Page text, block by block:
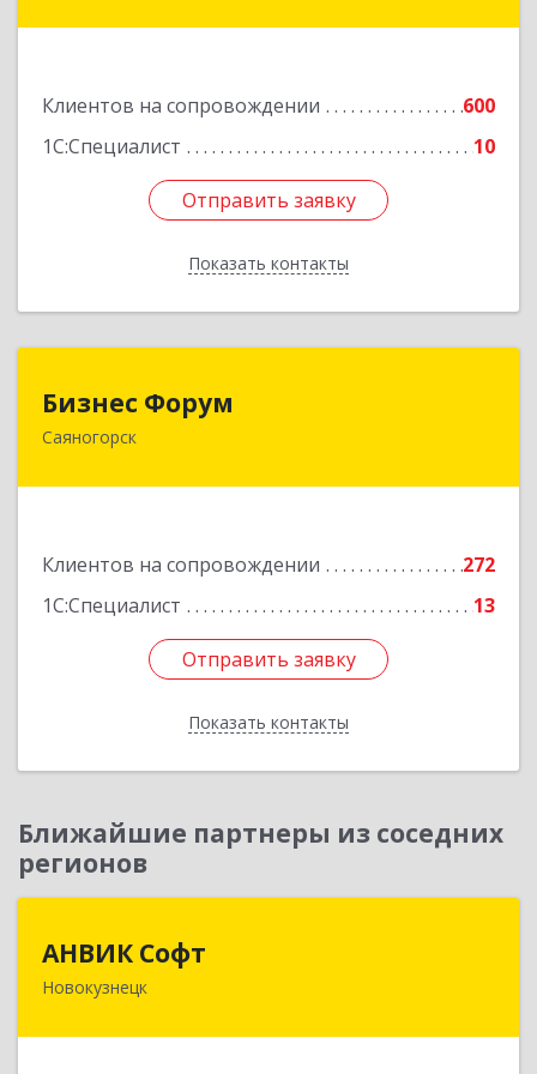
Клиентов на сопровождении
600
1С:Специалист
10
Отправить заявку
Показать контакты
Отправить заявку
Назад
Бизнес Форум
Саяногорск
Клиентов на сопровождении
272
1С:Специалист
13
Отправить заявку
Показать контакты
655603, Хакасия Респ, Саяногорск г, Советский
Отправить заявку
Назад
Ближайшие партнеры из соседних
регионов
АНВИК Софт
Новокузнецк654079, Кемеровская область - Кузбасс,